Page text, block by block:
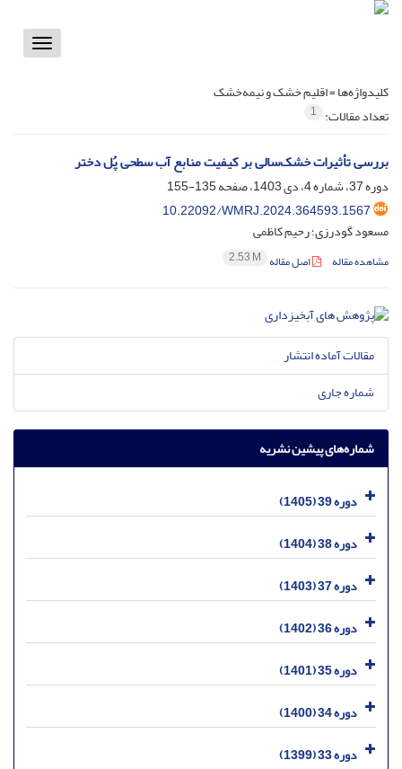
Toggle
کلیدواژه‌ها =اقلیم خشک و نیمه‌خشک
تعداد مقالات: 1
بررسی تأثیرات خشک‌سالی بر کیفیت منابع آب سطحی پُل دختر
دوره 37، شماره 4، دی 1403، صفحه
135-155
10.22092/WMRJ.2024.364593.1567
مسعود گودرزی؛ رحیم کاظمی
مشاهده مقاله اصل مقاله 2.53 M
مقالات آماده انتشار
شماره جاری
شماره‌های پیشین نشریه
دوره 39 (1405)
دوره 38 (1404)
دوره 37 (1403)
دوره 36 (1402)
دوره 35 (1401)
دوره 34 (1400)
دوره 33 (1399)